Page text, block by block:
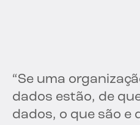
“Se uma
dados estão, de
dados, o que são e